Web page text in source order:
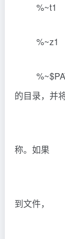
%~t1 –
%~z1 –
的目录，并
扩展到
称。如果
环境变
到文件，